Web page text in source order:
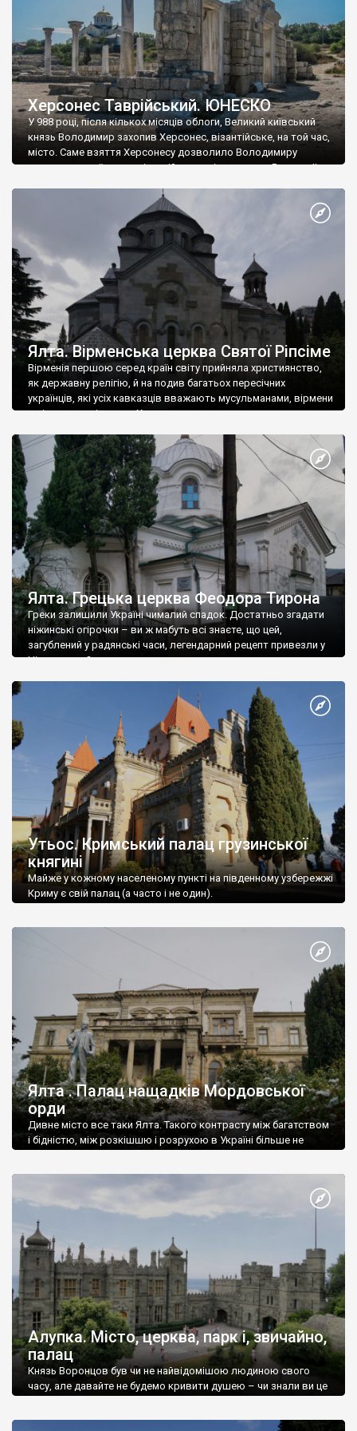
Херсонес Таврійський. ЮНЕСКО
У 988 році, після кількох місяців облоги, Великий київський
князь Володимир захопив Херсонес, візантійське, на той час,
місто. Саме взяття Херсонесу дозволило Володимиру
диктувати свої умови візантійському імператору Василю ІІ, та
Херсонесі Володимир-язичник, став Василем-християнином.
А потім було Хрещення Русі. На честь Херсонесу Таврійського
Ялта. Вірменська церква Святої Ріпсіме
Вірменія першою серед країн світу прийняла християнство,
як державну релігію, й на подив багатьох пересічних
українців, які усіх кавказців вважають мусульманами, вірмени
є відданими вірянами Христа
Ялта. Грецька церква Феодора Тирона
Греки залишили Україні чималий спадок. Достатньо згадати
ніжинські огірочки – ви ж мабуть всі знаєте, що цей,
загублений у радянські часи, легендарний рецепт привезли у
Ніжин греки?
Утьос. Кримський палац грузинської
княгині
Майже у кожному населеному пункті на південному узбережжі
Криму є свій палац (а часто і не один).
Ялта . Палац нащадків Мордовської
орди
Дивне місто все таки Ялта. Такого контрасту між багатством
і бідністю, між розкішшю і розрухою в Україні більше не
Алупка. Місто, церква, парк і, звичайно,
палац
Князь Воронцов був чи не найвідомішою людиною свого
часу, але давайте не будемо кривити душею – чи знали ви це